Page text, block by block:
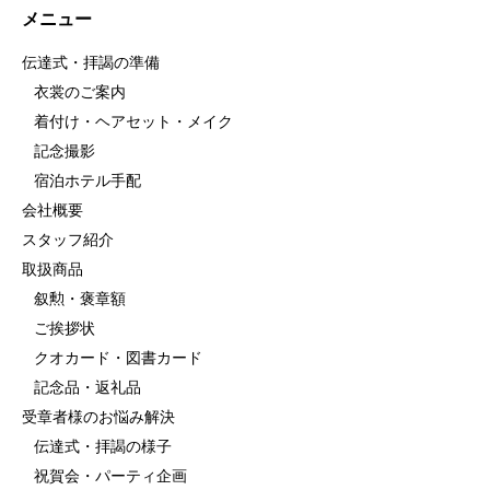
メニュー
伝達式・拝謁の準備
衣裳のご案内
着付け・ヘアセット・メイク
記念撮影
宿泊ホテル手配
会社概要
スタッフ紹介
取扱商品
叙勲・褒章額
ご挨拶状
クオカード・図書カード
記念品・返礼品
受章者様のお悩み解決
伝達式・拝謁の様子
祝賀会・パーティ企画